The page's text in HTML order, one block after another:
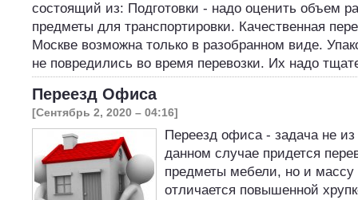
состоящий из: Подготовки - надо оценить объем
предметы для транспортировки. Качественная
Москве возможна только в разобранном виде.
не повредились во время перевозки. Их надо
Переезд Офиса
[Сентябрь 2, 2020 – 04:16]
Переезд офиса - задача не
данном случае придется
предметы мебели, но и массу
отличается повышенной